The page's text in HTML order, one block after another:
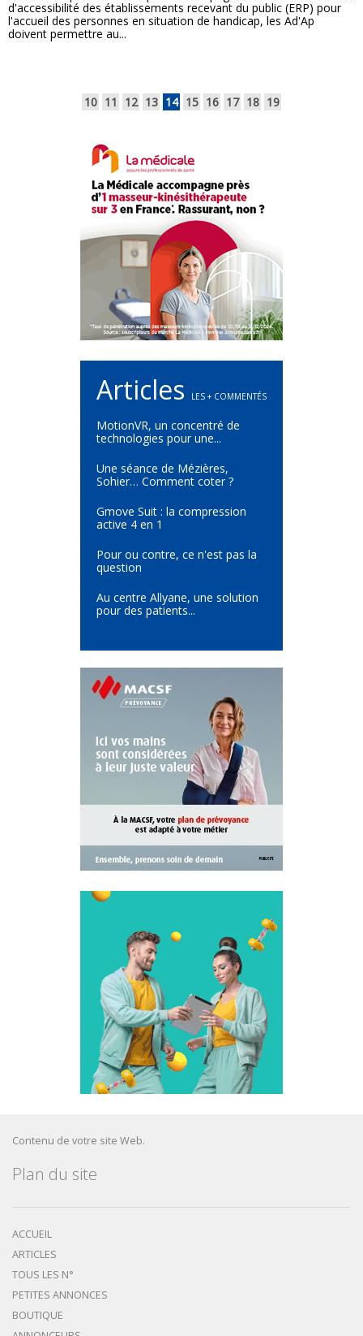
d'accessibilité des établissements recevant du public (ERP) pour
l'accueil des personnes en situation de handicap, les Ad'Ap
doivent permettre au...
10 11 12 13 14 15 16 17 18 19
Articles LES + COMMENTÉS
MotionVR, un concentré de
technologies pour une...
Une séance de Mézières,
Sohier… Comment coter ?
Gmove Suit : la compression
active 4 en 1
Pour ou contre, ce n'est pas la
question
Au centre Allyane, une solution
pour des patients...
Contenu de votre site Web.
Plan du site
ACCUEIL
ARTICLES
TOUS LES N°
PETITES ANNONCES
BOUTIQUE